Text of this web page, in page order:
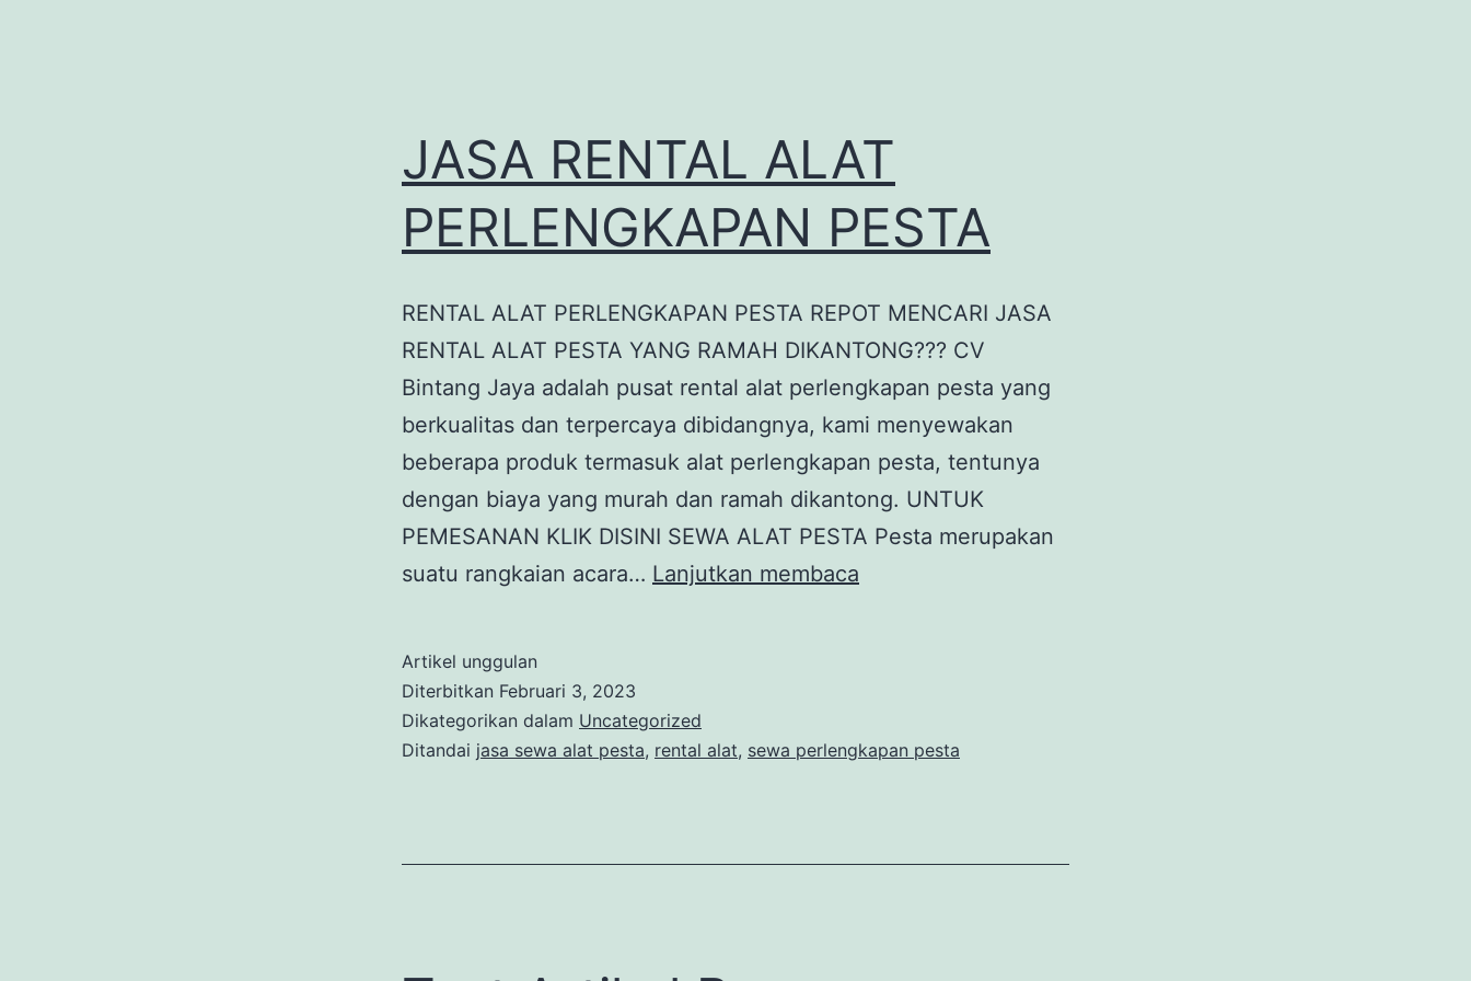
JASA RENTAL ALAT
PERLENGKAPAN PESTA
RENTAL ALAT PERLENGKAPAN PESTA REPOT MENCARI JASA
RENTAL ALAT PESTA YANG RAMAH DIKANTONG??? CV
Bintang Jaya adalah pusat rental alat perlengkapan pesta yang
berkualitas dan terpercaya dibidangnya, kami menyewakan
beberapa produk termasuk alat perlengkapan pesta, tentunya
dengan biaya yang murah dan ramah dikantong. UNTUK
PEMESANAN KLIK DISINI SEWA ALAT PESTA Pesta merupakan
suatu rangkaian acara… Lanjutkan membaca
Artikel unggulan
Diterbitkan Februari 3, 2023
Dikategorikan dalam Uncategorized
Ditandai jasa sewa alat pesta, rental alat, sewa perlengkapan pesta